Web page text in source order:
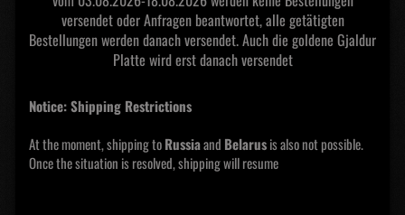
versendet oder Anfragen beantwortet, alle getätigten
Bestellungen werden danach versendet. Auch die goldene Gjaldur
Platte wird erst danach versendet
Notice: Shipping Restrictions
At the moment, shipping toRussiaand Belarusis also not possible.
Once the situation is resolved, shipping will resume
Records